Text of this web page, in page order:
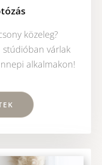
közeleg?
stúdióban várlak
alkalmakon!